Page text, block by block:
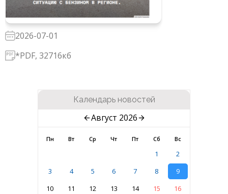
2026-07-01
*PDF, 32716кб
Календарь новостей
Август 2026
Пн Вт Ср Чт Пт Сб Вс
1
2
3
4 5 6 7 8
9
10
11 12 13 14 15
16